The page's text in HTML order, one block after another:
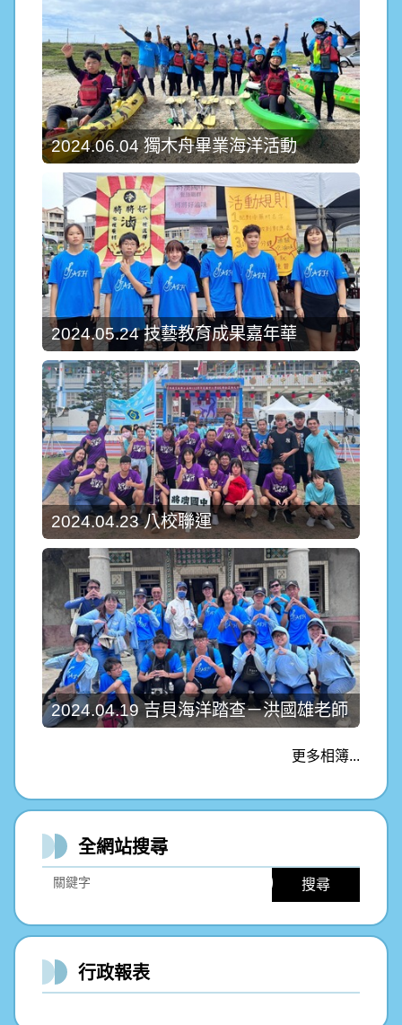
2024.06.04 獨木舟畢業海洋活動
2024.05.24 技藝教育成果嘉年華
2024.04.23 八校聯運
2024.04.19 吉貝海洋踏查－洪國雄老師
更多相簿...
全網站搜尋
搜尋
行政報表